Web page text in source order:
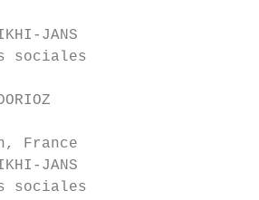
JANS
sociales
France
JANS
sociales